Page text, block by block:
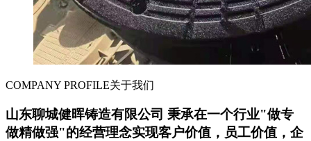
COMPANY PROFILE关于我们
山东聊城健晖铸造有限公司 秉承在一个行业"做专
做精做强"的经营理念实现客户价值，员工价值，企